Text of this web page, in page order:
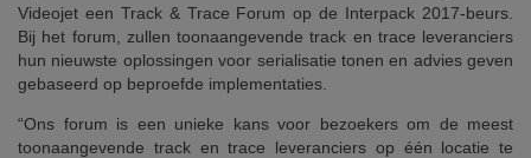
Videojet een Track & Trace Forum op de Interpack 2017-beurs.
Bij het forum, zullen toonaangevende track en trace leveranciers
hun nieuwste oplossingen voor serialisatie tonen en advies geven
gebaseerd op beproefde implementaties.
“Ons forum is een unieke kans voor bezoekers om de meest
toonaangevende track en trace leveranciers op één locatie te